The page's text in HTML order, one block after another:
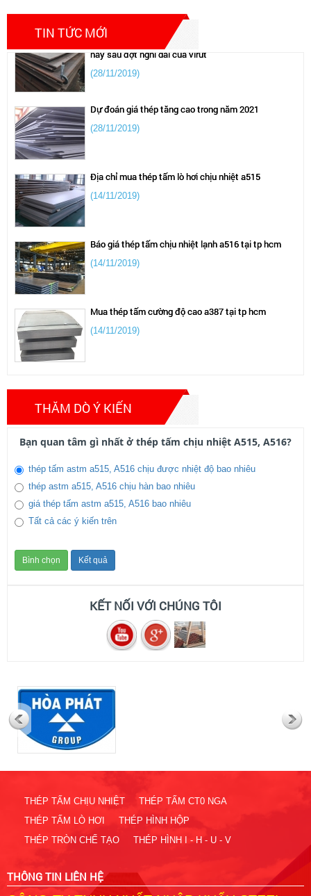
TIN TỨC MỚICập nhật giá thành thép tấm hợp kim sm490 hiện
nay sau đợt nghỉ dài của virut
(28/11/2019)
(28/11/2019)
(14/11/2019)
(14/11/2019)
(14/11/2019)
năm 2020 khủng hoảng do dịch covit 19
(31/10/2019)
Tiêu chuẩn thép không gỉ mới nhất 2022
(14/11/2019)
giá thép chịu nhiệt a515 thị trường mới nhất
(29/07/2025)
Thép nội địa bức phá mạnh 2025
(03/02/2025)
thép tấm trong thị trường tình hình giảm sút thép thị
trường ảm đạm 2024
(13/04/2024)
giá thép lập kỷ lục trong thòi gian ngắn 2022
(28/04/2021)
Thép tấm hợp kim 65g – CÔNG TY TNHH XUẤT
Cập nhật giá thành thép tấm hợp kim sm490 hiện
nay sau đợt nghỉ dài của virut
Dự đoán giá thép tăng cao trong năm 2021
THĂM DÒ Ý KIẾN
Bạn quan tâm gì nhất ở thép tấm chịu nhiệt A515, A516?
thép tấm astm a515, A516 chịu được nhiệt độ bao nhiêu
thép astm a515, A516 chịu hàn bao nhiêu
giá thép tấm astm a515, A516 bao nhiêu
Tất cả các ý kiến trên
KẾT NỐI VỚI CHÚNG TÔI
THÉP TẤM CHỊU NHIỆT
THÉP TẤM CT0 NGA
THÉP TẤM LÒ HƠI
THÉP HÌNH HỘP
THÉP TRÒN CHẾ TẠO
THÉP HÌNH I - H - U - V
THÔNG TIN LIÊN HỆ